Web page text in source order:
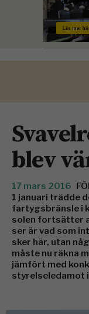
blev
17 mars 2016
1 januari trädde
fartygsbränsle i
solen fortsätter
ser är vad som
sker här, utan
måste nu räkna
jämfört med
styrelseledamot